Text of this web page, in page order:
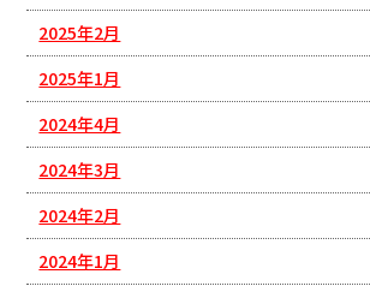
2025年2月
2025年1月
2024年4月
2024年3月
2024年2月
2024年1月